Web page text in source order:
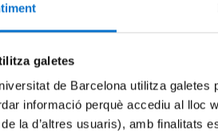
galetes
de Barcelona utilitza
informació perquè accediu al lloc
la d’altres usuaris), amb finalitats